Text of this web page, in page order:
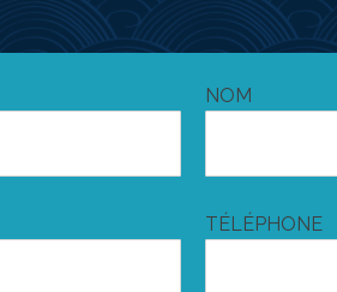
NOM
TÉLÉPHONE